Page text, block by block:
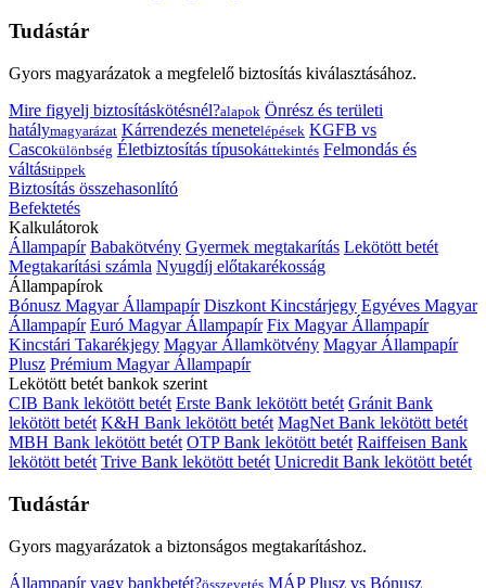
Tudástár
Gyors magyarázatok a megfelelő biztosítás kiválasztásához.
Mire figyelj biztosításkötésnél?alapok Önrész és területi
hatálymagyarázat Kárrendezés menetelépések KGFB vs
Cascokülönbség Életbiztosítás típusokáttekintés Felmondás és
váltástippek
Biztosítás összehasonlító
Befektetés
Kalkulátorok
Állampapír Babakötvény Gyermek megtakarítás Lekötött betét
Megtakarítási számla Nyugdíj előtakarékosság
Állampapírok
Bónusz Magyar Állampapír Diszkont Kincstárjegy Egyéves Magyar
Állampapír Euró Magyar Állampapír Fix Magyar Állampapír
Kincstári Takarékjegy Magyar Államkötvény Magyar Állampapír
Plusz Prémium Magyar Állampapír
Lekötött betét bankok szerint
CIB Bank lekötött betét Erste Bank lekötött betét Gránit Bank
lekötött betét K&H Bank lekötött betét MagNet Bank lekötött betét
MBH Bank lekötött betét OTP Bank lekötött betét Raiffeisen Bank
lekötött betét Trive Bank lekötött betét Unicredit Bank lekötött betét
Tudástár
Gyors magyarázatok a biztonságos megtakarításhoz.
Állampapír vagy bankbetét?összevetés MÁP Plusz vs Bónusz